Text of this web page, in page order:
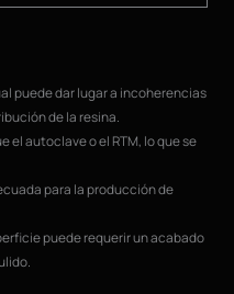
puede dar lugar a incoherencias
de la resina.
el autoclave o el RTM, lo que se
para la producción de
puede requerir un acabado